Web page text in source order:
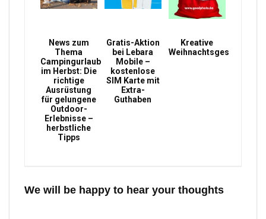
News zum
Thema
Campingurlaub
im Herbst: Die
richtige
Ausrüstung
für gelungene
Outdoor-
Erlebnisse –
herbstliche
Tipps
Gratis-Aktion
bei Lebara
Mobile –
kostenlose
SIM Karte mit
Extra-
Guthaben
Kreative
Weihnachtsgeschenke
We will be happy to hear your thoughts